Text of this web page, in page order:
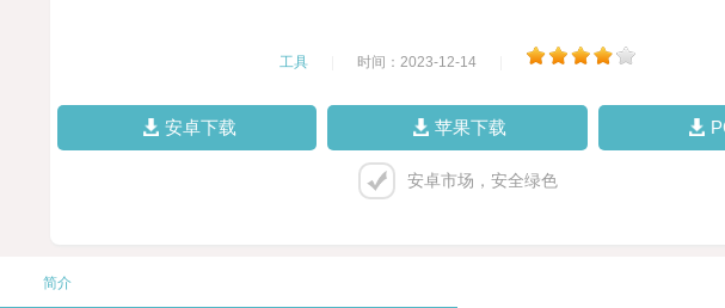
工具 时间：2023-12-14
安卓下载 苹果下载
安卓市场，安全绿色
简介